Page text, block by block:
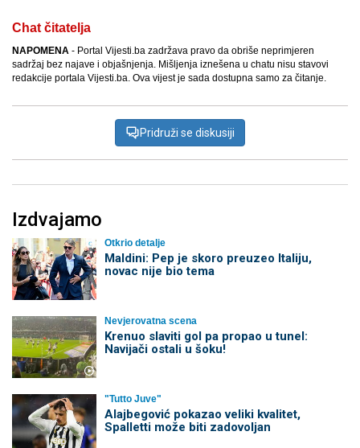
Chat čitatelja
NAPOMENA - Portal Vijesti.ba zadržava pravo da obriše neprimjeren
sadržaj bez najave i objašnjenja. Mišljenja iznešena u chatu nisu stavovi
redakcije portala Vijesti.ba. Ova vijest je sada dostupna samo za čitanje.
Pridruži se diskusiji
Izdvajamo
Otkrio detalje
Maldini: Pep je skoro preuzeo Italiju,
novac nije bio tema
Nevjerovatna scena
Krenuo slaviti gol pa propao u tunel:
Navijači ostali u šoku!
"Tutto Juve"
Alajbegović pokazao veliki kvalitet,
Spalletti može biti zadovoljan